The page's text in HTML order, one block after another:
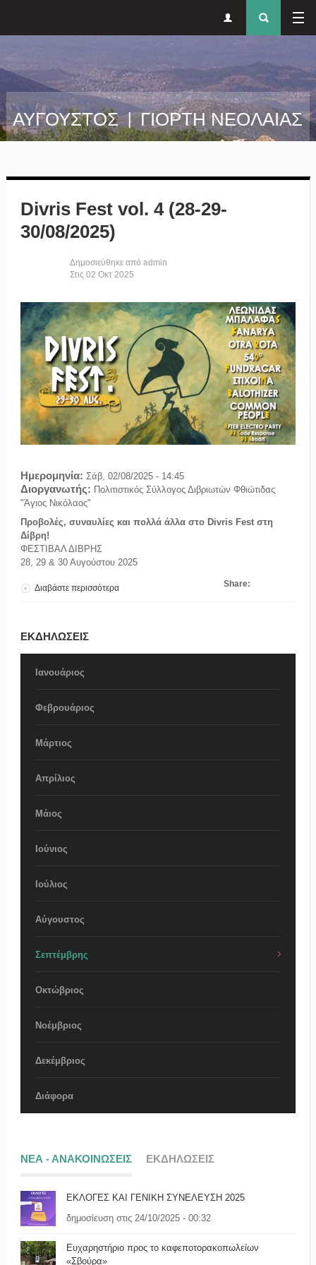
μενού
ΑΥΓΟΥΣΤΟΣ | ΓΙΟΡΤΗ ΝΕΟΛΑΙΑΣ
Divris Fest vol. 4 (28-29-
30/08/2025)
Δημοσιεύθηκε από admin
Στις 02 Οκτ 2025
Ημερομηνία: Σάβ, 02/08/2025 - 14:45
Διοργανωτής: Πολιτιστικός Σύλλογος Διβριωτών Φθιώτιδας
"Άγιος Νικόλαος"
Προβολές, συναυλίες και πολλά άλλα στο Divris Fest στη
Δίβρη!
ΦΕΣΤΙΒΑΛ ΔΙΒΡΗΣ
28, 29 & 30 Αυγούστου 2025
Share:
Διαβάστε περισσότεραγια Divris Fest vol. 4 (28-29-30/08/2025)
ΕΚΔΗΛΩΣΕΙΣ
Ιανουάριος
Φεβρουάριος
Μάρτιος
Απρίλιος
Μάιος
Ιούνιος
Ιούλιος
Αύγουστος
Σεπτέμβρης
Οκτώβριος
Νοέμβριος
Δεκέμβριος
Διάφορα
ΝΕΑ - ΑΝΑΚΟΙΝΩΣΕΙΣ ΕΚΔΗΛΩΣΕΙΣ
ΕΚΛΟΓΕΣ ΚΑΙ ΓΕΝΙΚΗ ΣΥΝΕΛΕΥΣΗ 2025
δημοσίευση στις 24/10/2025 - 00:32
Ευχαρηστήριο προς το καφεποτορακοπωλείων
«Σβούρα»